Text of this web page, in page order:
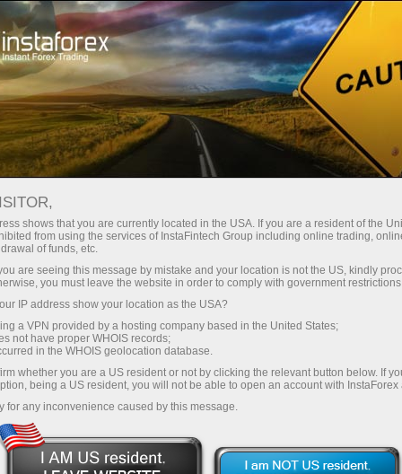
มือใหม่
มือใหม่
หน้าเว็บนี้จะมีสิ่งที่น่าสนใจของผู้ที่ตัดสินใจเริ่มต้น
การเทรดออนไลน์ เริ่มต้นการเดินทางสู่โลกแห่ง
การเงิน แม้แต่เทรดเดอร์มืออาชีพและที่ประสบ
ความสำเร็จก็เคยเป็นมือใหม่เช่นเดียวกับคุณ พวก
เขาเริ่มเรียนรู้พื้นฐานของตลาดตั้งแต่จุดเริ่มต้น
โชคดีที่เราได้ทำให้เนื้อหามันเข้าใจง่ายขึ้น
สำหรับคุณ และได้รวบรวมเนื้อหาที่มีประโยชน์
ที่สุดในรูปแบบที่สะดวกและอ่านง่าย
shows that you are currently located in the USA. If you are a resident of the
from using the services of InstaFintech Group including online trading,
of funds, etc.
are seeing this message by mistake and your location is not the US, kindly
you must leave the website in order to comply with government
IP address show your location as the USA?
a VPN provided by a hosting company based in the United States;
not have proper WHOIS records;
in the WHOIS geolocation database.
whether you are a US resident or not by clicking the relevant button below. If
being a US resident, you will not be able to open an account with InstaForex
for any inconvenience caused by this message.